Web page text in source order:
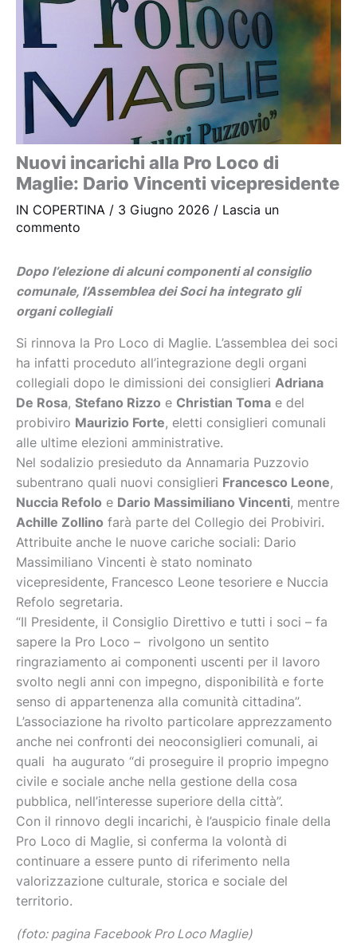
Nuovi incarichi alla Pro Loco di
Maglie: Dario Vincenti vicepresidente
IN COPERTINA / 3 Giugno 2026 / Lascia un
commento
Dopo l’elezione di alcuni componenti al consiglio
comunale, l’Assemblea dei Soci ha integrato gli
organi collegiali
Si rinnova la Pro Loco di Maglie. L’assemblea dei soci
ha infatti proceduto all’integrazione degli organi
collegiali dopo le dimissioni dei consiglieri Adriana
De Rosa, Stefano Rizzo e Christian Toma e del
probiviro Maurizio Forte, eletti consiglieri comunali
alle ultime elezioni amministrative.
Nel sodalizio presieduto da Annamaria Puzzovio
subentrano quali nuovi consiglieri Francesco Leone,
Nuccia Refolo e Dario Massimiliano Vincenti, mentre
Achille Zollino farà parte del Collegio dei Probiviri.
Attribuite anche le nuove cariche sociali: Dario
Massimiliano Vincenti è stato nominato
vicepresidente, Francesco Leone tesoriere e Nuccia
Refolo segretaria.
“Il Presidente, il Consiglio Direttivo e tutti i soci – fa
sapere la Pro Loco – rivolgono un sentito
ringraziamento ai componenti uscenti per il lavoro
svolto negli anni con impegno, disponibilità e forte
senso di appartenenza alla comunità cittadina”.
L’associazione ha rivolto particolare apprezzamento
anche nei confronti dei neoconsiglieri comunali, ai
quali ha augurato “di proseguire il proprio impegno
civile e sociale anche nella gestione della cosa
pubblica, nell’interesse superiore della città”.
Con il rinnovo degli incarichi, è l’auspicio finale della
Pro Loco di Maglie, si conferma la volontà di
continuare a essere punto di riferimento nella
valorizzazione culturale, storica e sociale del
territorio.
(foto: pagina Facebook Pro Loco Maglie)